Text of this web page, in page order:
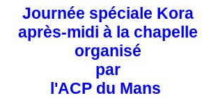
Journée spéciale Kora
après-midi à la chapelle
organisé
par
l'ACP du Mans